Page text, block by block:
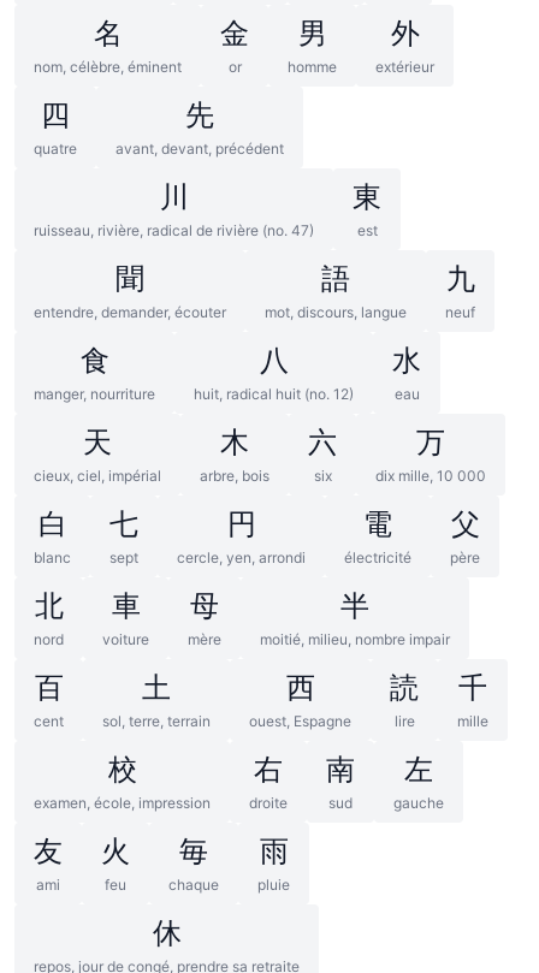
名
nom, célèbre, éminent
金
or
男
homme
外
extérieur
四
quatre
先
avant, devant, précédent
川
ruisseau, rivière, radical de rivière (no. 47)
東
est
聞
entendre, demander, écouter
語
mot, discours, langue
九
neuf
食
manger, nourriture
八
huit, radical huit (no. 12)
水
eau
天
cieux, ciel, impérial
木
arbre, bois
六
six
万
dix mille, 10 000
白
blanc
七
sept
円
cercle, yen, arrondi
電
électricité
父
père
北
nord
車
voiture
母
mère
半
moitié, milieu, nombre impair
百
cent
土
sol, terre, terrain
西
ouest, Espagne
読
lire
千
mille
校
examen, école, impression
右
droite
南
sud
左
gauche
友
ami
火
feu
毎
chaque
雨
pluie
休
repos, jour de congé, prendre sa retraite